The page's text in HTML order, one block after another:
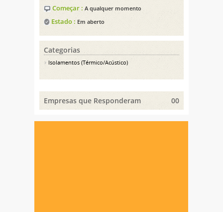
Começar : A qualquer momento
Estado : Em aberto
Categorias
Isolamentos (Térmico/Acústico)
Empresas que Responderam 00